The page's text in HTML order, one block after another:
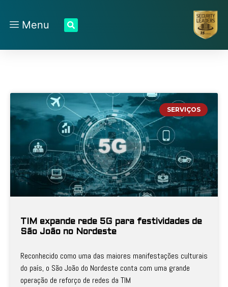
Menu
SERVIÇOS
TIM expande rede 5G para festividades de
São João no Nordeste
Reconhecido como uma das maiores manifestações culturais
do país, o São João do Nordeste conta com uma grande
operação de reforço de redes da TIM